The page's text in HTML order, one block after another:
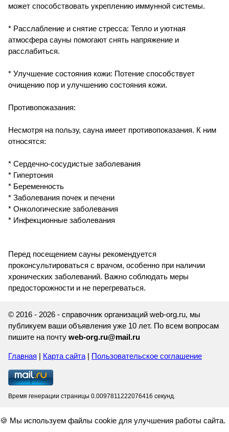
может способствовать укреплению иммунной системы.
* Расслабление и снятие стресса: Тепло и уютная
атмосфера сауны помогают снять напряжение и
расслабиться.
* Улучшение состояния кожи: Потение способствует
очищению пор и улучшению состояния кожи.
Противопоказания:
Несмотря на пользу, сауна имеет противопоказания. К ним
относятся:
* Сердечно-сосудистые заболевания
* Гипертония
* Беременность
* Заболевания почек и печени
* Онкологические заболевания
* Инфекционные заболевания
Перед посещением сауны рекомендуется
проконсультироваться с врачом, особенно при наличии
хронических заболеваний. Важно соблюдать меры
предосторожности и не перегреваться.
© 2016 - 2026 - справочник организаций web-org.ru, мы
публикуем ваши объявления уже 10 лет. По всем вопросам
пишите на почту web-org.ru@mail.ru
Главная | Карта сайта| Пользовательское соглашение
Время генерации страницы 0.0097811222076416 секунд.
🍪 Мы используем файлы cookie для улучшения работы сайта.